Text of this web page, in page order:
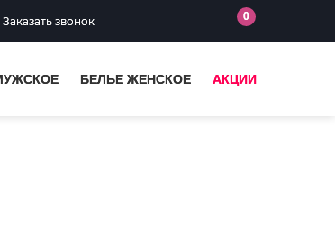
Заказать звонок 0
БЕЛЬЕ ЖЕНСКОЕ АКЦИИ